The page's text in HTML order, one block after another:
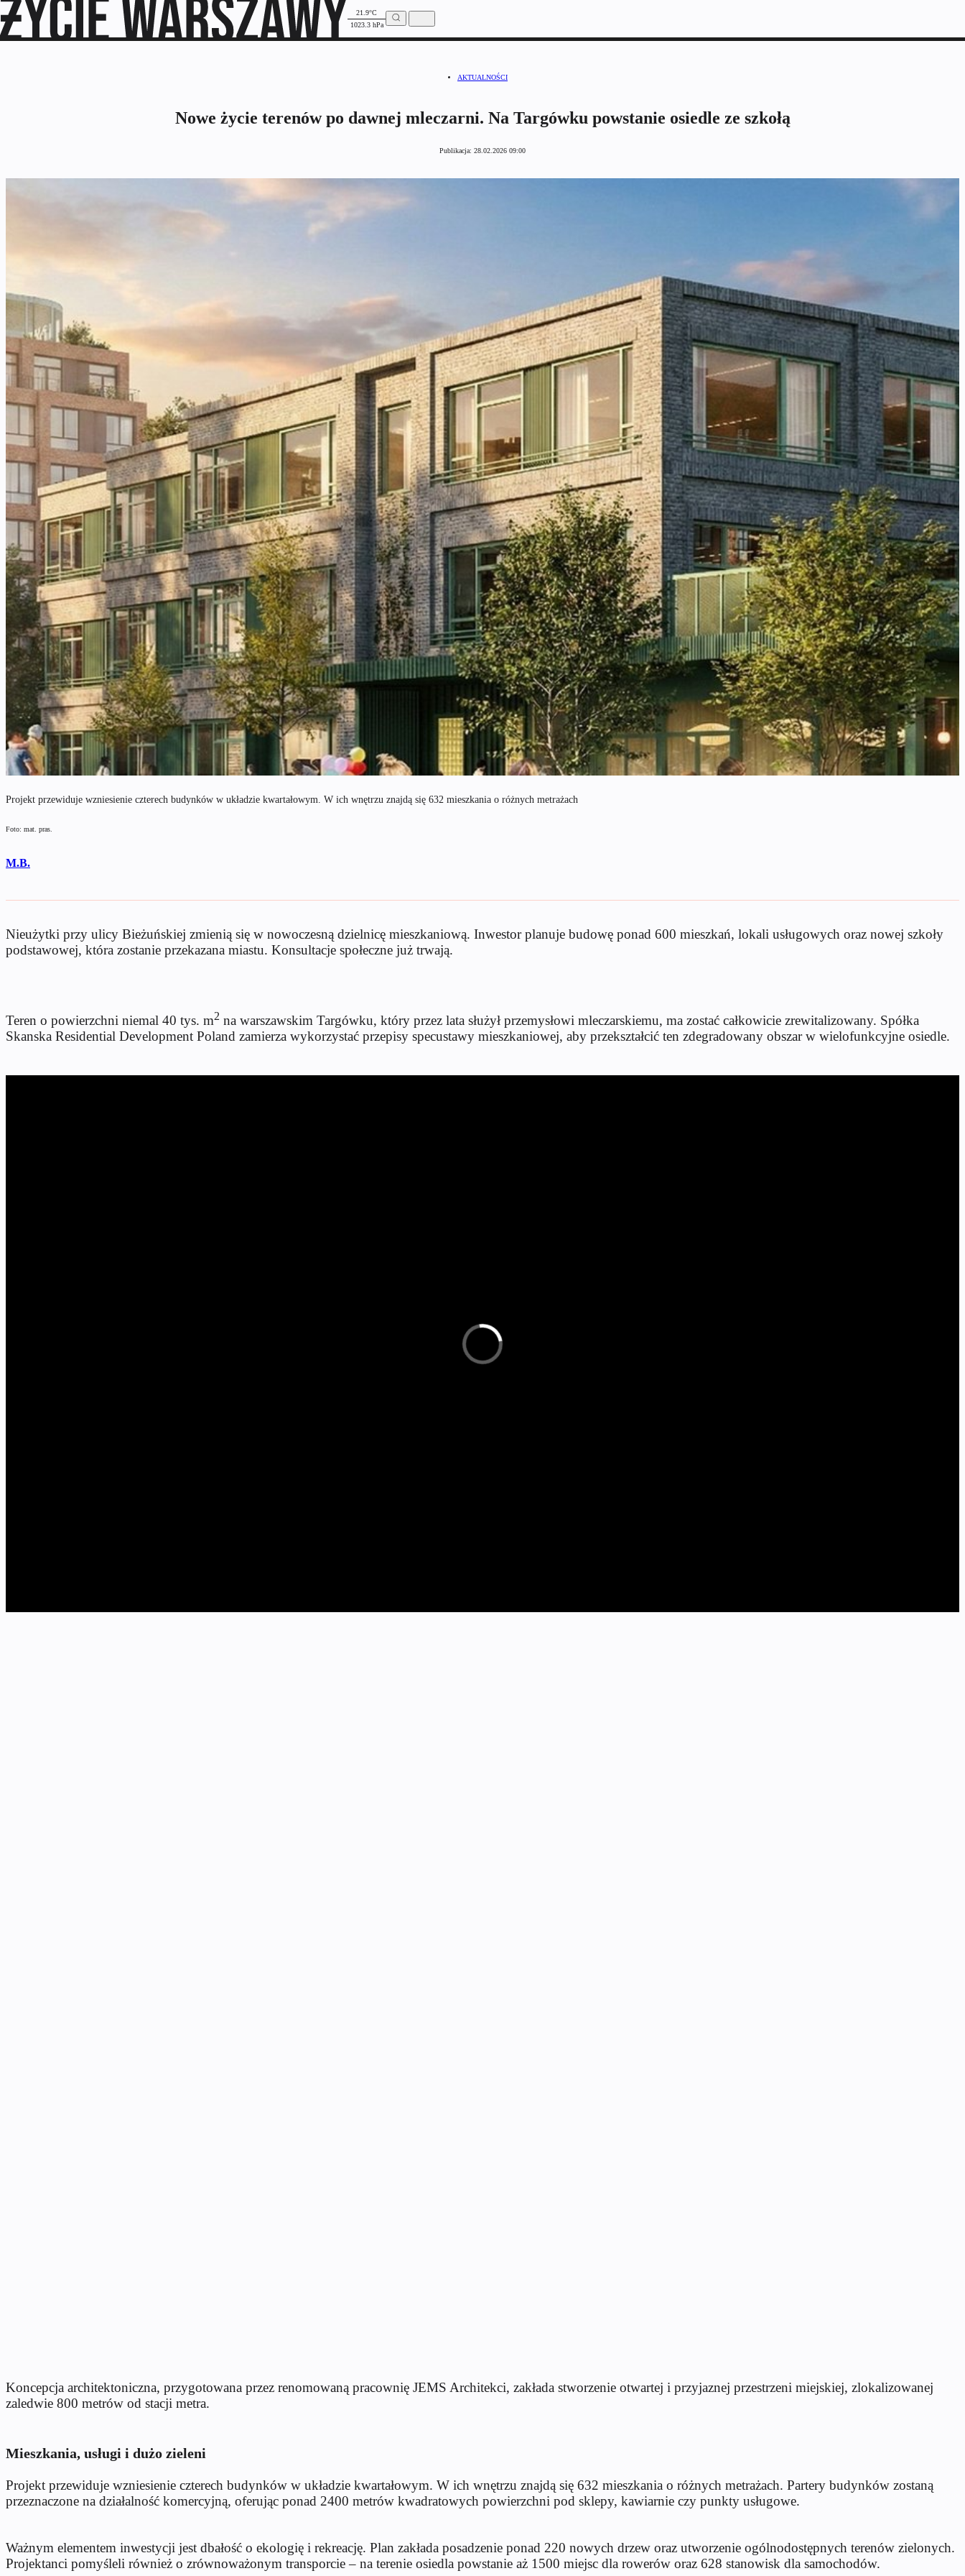
21.9°C
1023.3 hPa
AKTUALNOŚCI
Nowe życie terenów po dawnej mleczarni. Na Targówku powstanie osiedle ze szkołą
Publikacja: 28.02.2026 09:00
Projekt przewiduje wzniesienie czterech budynków w układzie kwartałowym. W ich wnętrzu znajdą się 632 mieszkania o różnych metrażach
Foto: mat. pras.
M.B.
Nieużytki przy ulicy Bieżuńskiej zmienią się w nowoczesną dzielnicę mieszkaniową. Inwestor planuje budowę ponad 600 mieszkań, lokali usługowych oraz nowej szkoły
podstawowej, która zostanie przekazana miastu. Konsultacje społeczne już trwają.
Teren o powierzchni niemal 40 tys. m2 na warszawskim Targówku, który przez lata służył przemysłowi mleczarskiemu, ma zostać całkowicie zrewitalizowany. Spółka
Skanska Residential Development Poland zamierza wykorzystać przepisy specustawy mieszkaniowej, aby przekształcić ten zdegradowany obszar w wielofunkcyjne osiedle.
Koncepcja architektoniczna, przygotowana przez renomowaną pracownię JEMS Architekci, zakłada stworzenie otwartej i przyjaznej przestrzeni miejskiej, zlokalizowanej
zaledwie 800 metrów od stacji metra.
Mieszkania, usługi i dużo zieleni
Projekt przewiduje wzniesienie czterech budynków w układzie kwartałowym. W ich wnętrzu znajdą się 632 mieszkania o różnych metrażach. Partery budynków zostaną
przeznaczone na działalność komercyjną, oferując ponad 2400 metrów kwadratowych powierzchni pod sklepy, kawiarnie czy punkty usługowe.
Ważnym elementem inwestycji jest dbałość o ekologię i rekreację. Plan zakłada posadzenie ponad 220 nowych drzew oraz utworzenie ogólnodostępnych terenów zielonych.
Projektanci pomyśleli również o zrównoważonym transporcie – na terenie osiedla powstanie aż 1500 miejsc dla rowerów oraz 628 stanowisk dla samochodów.